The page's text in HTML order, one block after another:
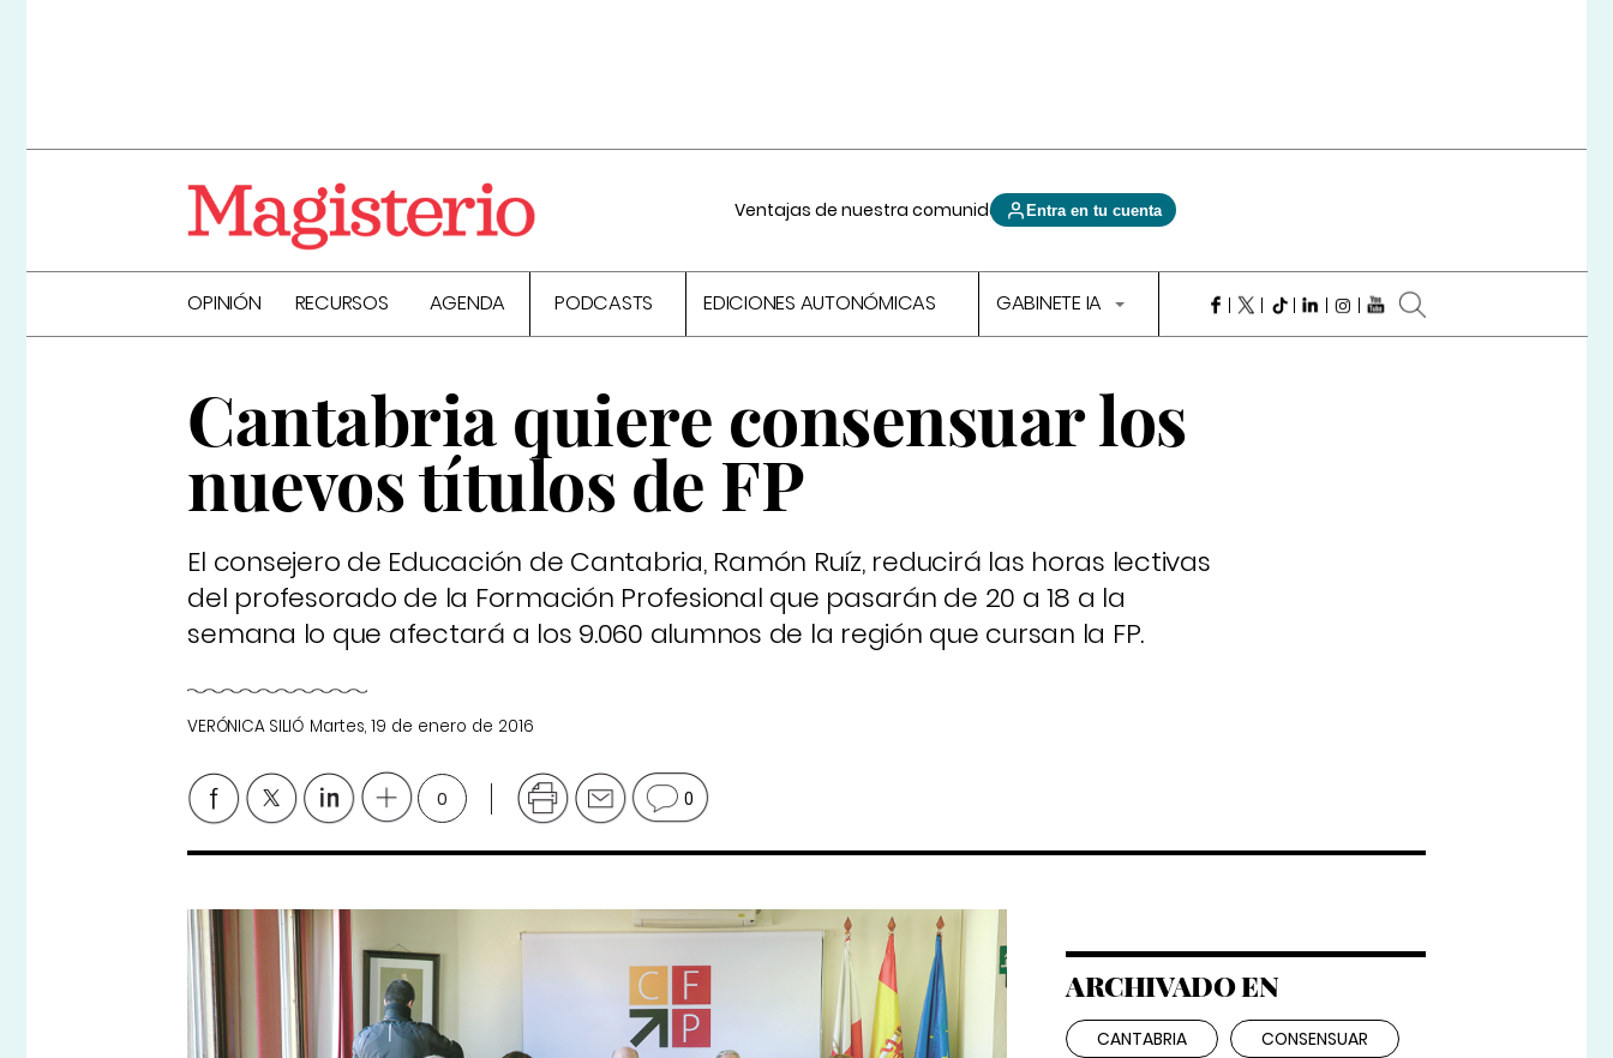
Ventajas de nuestra comunidad Entra en tu cuenta
OPINIÓN RECURSOS AGENDA PODCASTS EDICIONES AUTONÓMICAS GABINETE IA
Cantabria quiere consensuar los
nuevos títulos de FP
El consejero de Educación de Cantabria, Ramón Ruíz, reducirá las horas lectivas
del profesorado de la Formación Profesional que pasarán de 20 a 18 a la
semana lo que afectará a los 9.060 alumnos de la región que cursan la FP.
VERÓNICA SILIÓ Martes, 19 de enero de 2016
0 0
ARCHIVADO EN
CANTABRIA CONSENSUAR